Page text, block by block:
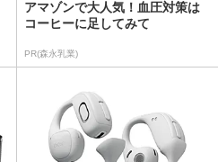
アマゾンで大人気！血圧対策は
コーヒーに足してみて
PR(森永乳業)